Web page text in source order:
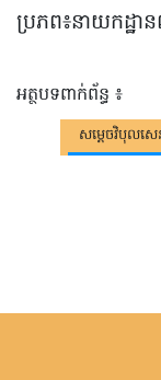
ប្រភព៖នាយកដ្ឋា
អត្ថបទពាក់ព័ន្ធ ៖
សម្តេចវិបុលស